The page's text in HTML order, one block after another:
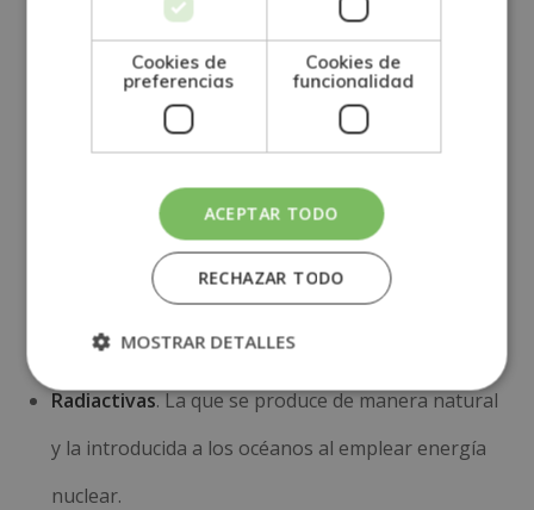
. Consisten en la disolución de las sales
en iones positivos y negativos.
. Penetración de ondas sonoras y ultra
sonoras desde la superficie del mar hasta grandes
profundidades.
. El agua marina presenta cierta
transparencia, es decir, la posibilidad de dejar
pasar la luz.
Radiactivas. La que se produce de manera natural
y la introducida a los océanos al emplear energía
nuclear.
Cookies de
preferencias
Cookies de
funcionalidad
ACEPTAR TODO
RECHAZAR TODO
MOSTRAR DETALLES